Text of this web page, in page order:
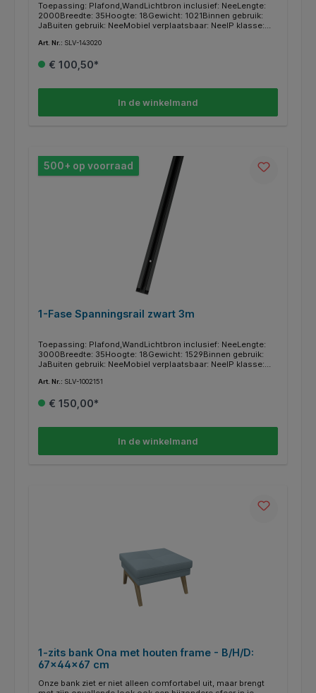
Toepassing: Plafond,WandLichtbron inclusief: NeeLengte:
2000Breedte: 35Hoogte: 18Gewicht: 1021Binnen gebruik:
JaBuiten gebruik: NeeMobiel verplaatsbaar: NeeIP klasse:
OpbouwBeveiligingsklasse: ISerie: 1~ SYSTEM
Art. Nr.: SLV-143020
€ 100,50*
In de winkelmand
500+ op voorraad
1-Fase Spanningsrail zwart 3m
Toepassing: Plafond,WandLichtbron inclusief: NeeLengte:
3000Breedte: 35Hoogte: 18Gewicht: 1529Binnen gebruik:
JaBuiten gebruik: NeeMobiel verplaatsbaar: NeeIP klasse:
OpbouwBeveiligingsklasse: ISerie: 1~ SYSTEM
Art. Nr.: SLV-1002151
€ 150,00*
In de winkelmand
1-zits bank Ona met houten frame - B/H/D:
67x44x67 cm
Onze bank ziet er niet alleen comfortabel uit, maar brengt